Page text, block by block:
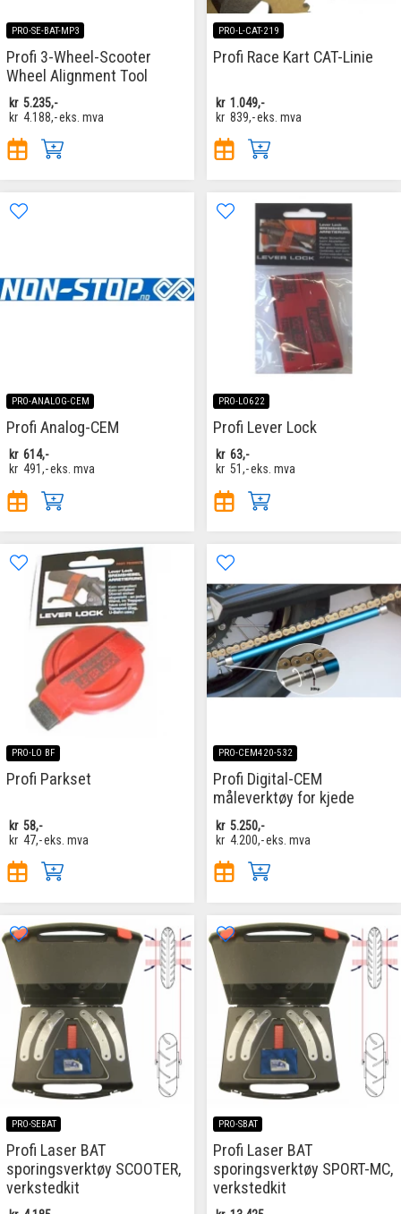
PRO-SE-BAT-MP3
Profi 3-Wheel-Scooter
Wheel Alignment Tool
kr 5.235,-
kr 4.188,-eks. mva
PRO-L-CAT-219
Profi Race Kart CAT-Linie
kr 1.049,-
kr 839,-eks. mva
PRO-ANALOG-CEM
Profi Analog-CEM
kr 614,-
kr 491,-eks. mva
PRO-LO622
Profi Lever Lock
kr 63,-
kr 51,-eks. mva
PRO-LO BF
Profi Parkset
kr 58,-
kr 47,-eks. mva
PRO-CEM420-532
Profi Digital-CEM
måleverktøy for kjede
kr 5.250,-
kr 4.200,-eks. mva
PRO-SEBAT
Profi Laser BAT
sporingsverktøy SCOOTER,
verkstedkit
PRO-SBAT
Profi Laser BAT
sporingsverktøy SPORT-MC,
verkstedkit